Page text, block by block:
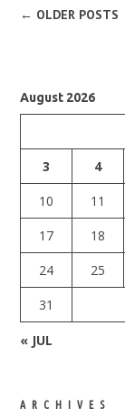
← OLDER POSTS
August 2026
3
4
10
11
17
18
24
25
31
« JUL
ARCHIVES